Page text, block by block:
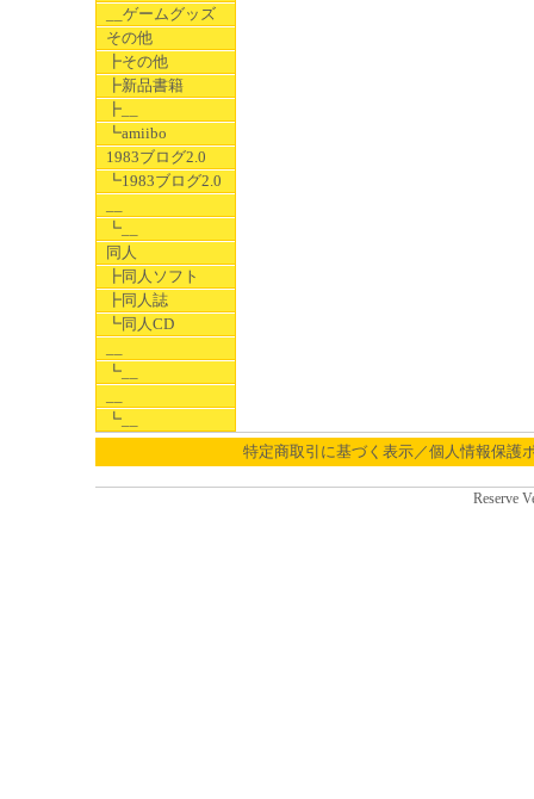
__ゲームグッズ
その他
┣その他
┣新品書籍
┣__
┗amiibo
1983ブログ2.0
┗1983ブログ2.0
┗__
同人
┣同人ソフト
┣同人誌
┗同人CD
┗__
┗__
特定商取引に基づく表示／個人情報保護
Reserve